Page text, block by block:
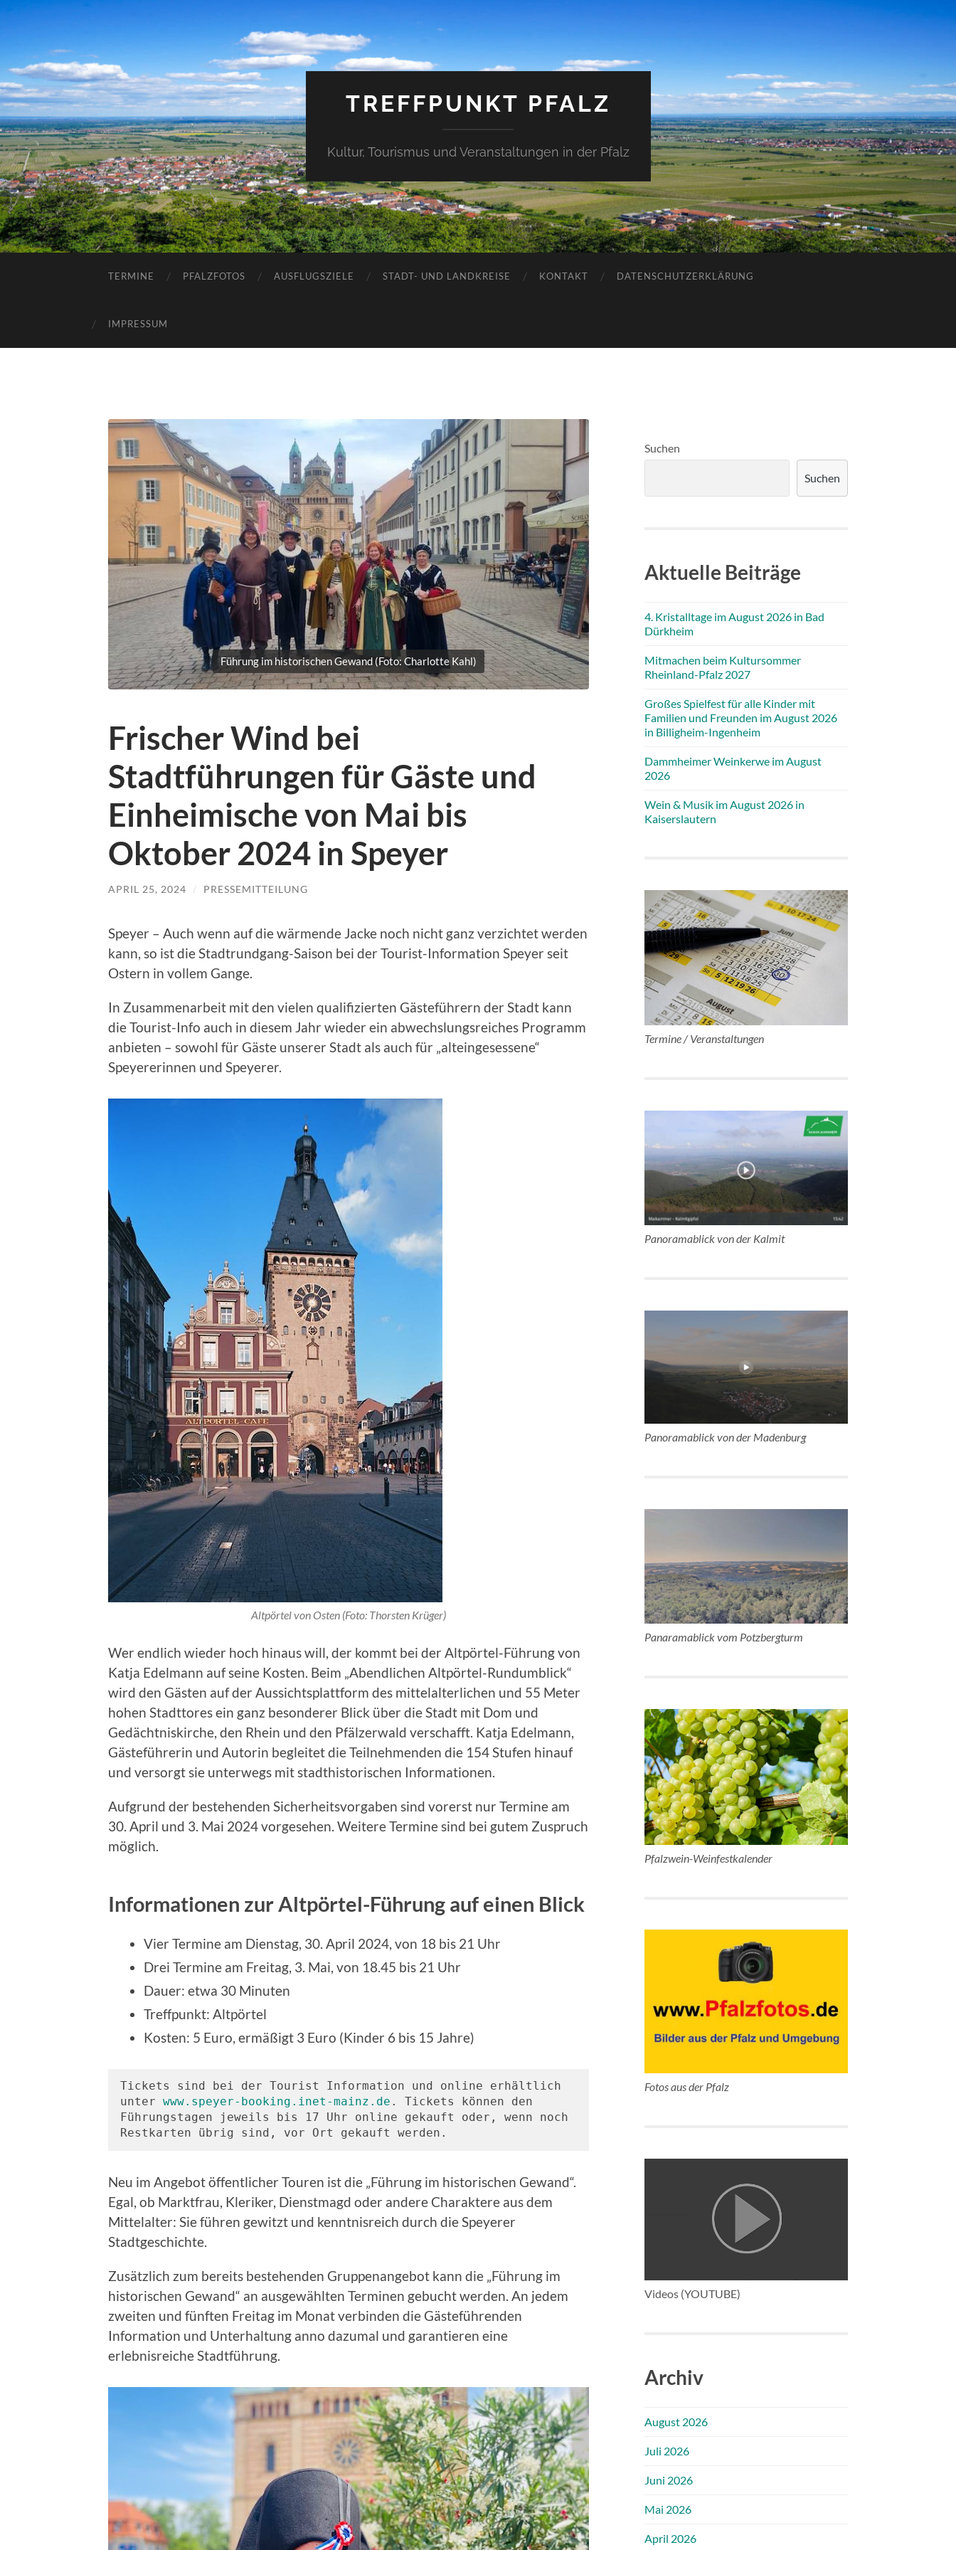
TREFFPUNKT PFALZ
Kultur, Tourismus und Veranstaltungen in der Pfalz
TERMINE PFALZFOTOS AUSFLUGSZIELE STADT- UND LANDKREISE KONTAKT DATENSCHUTZERKLÄRUNG
IMPRESSUM
Führung im historischen Gewand (Foto: Charlotte Kahl)
Frischer Wind bei
Stadtführungen für Gäste und
Einheimische von Mai bis
Oktober 2024 in Speyer
APRIL 25, 2024 / PRESSEMITTEILUNG
Speyer – Auch wenn auf die wärmende Jacke noch nicht ganz verzichtet werden
kann, so ist die Stadtrundgang-Saison bei der Tourist-Information Speyer seit
Ostern in vollem Gange.
In Zusammenarbeit mit den vielen qualifizierten Gästeführern der Stadt kann
die Tourist-Info auch in diesem Jahr wieder ein abwechslungsreiches Programm
anbieten – sowohl für Gäste unserer Stadt als auch für „alteingesessene“
Speyererinnen und Speyerer.
Altpörtel von Osten (Foto: Thorsten Krüger)
Wer endlich wieder hoch hinaus will, der kommt bei der Altpörtel-Führung von
Katja Edelmann auf seine Kosten. Beim „Abendlichen Altpörtel-Rundumblick“
wird den Gästen auf der Aussichtsplattform des mittelalterlichen und 55 Meter
hohen Stadttores ein ganz besonderer Blick über die Stadt mit Dom und
Gedächtniskirche, den Rhein und den Pfälzerwald verschafft. Katja Edelmann,
Gästeführerin und Autorin begleitet die Teilnehmenden die 154 Stufen hinauf
und versorgt sie unterwegs mit stadthistorischen Informationen.
Aufgrund der bestehenden Sicherheitsvorgaben sind vorerst nur Termine am
30. April und 3. Mai 2024 vorgesehen. Weitere Termine sind bei gutem Zuspruch
möglich.
Informationen zur Altpörtel-Führung auf einen Blick
Vier Termine am Dienstag, 30. April 2024, von 18 bis 21 Uhr
Drei Termine am Freitag, 3. Mai, von 18.45 bis 21 Uhr
Dauer: etwa 30 Minuten
Treffpunkt: Altpörtel
Kosten: 5 Euro, ermäßigt 3 Euro (Kinder 6 bis 15 Jahre)
Tickets sind bei der Tourist Information und online erhältlich
unter www.speyer-booking.inet-mainz.de . Tickets können den
Führungstagen jeweils bis 17 Uhr online gekauft oder, wenn noch
Restkarten übrig sind, vor Ort gekauft werden.
Neu im Angebot öffentlicher Touren ist die „Führung im historischen Gewand“.
Egal, ob Marktfrau, Kleriker, Dienstmagd oder andere Charaktere aus dem
Mittelalter: Sie führen gewitzt und kenntnisreich durch die Speyerer
Stadtgeschichte.
Zusätzlich zum bereits bestehenden Gruppenangebot kann die „Führung im
historischen Gewand“ an ausgewählten Terminen gebucht werden. An jedem
zweiten und fünften Freitag im Monat verbinden die Gästeführenden
Information und Unterhaltung anno dazumal und garantieren eine
erlebnisreiche Stadtführung.
Suchen
Suchen
Aktuelle Beiträge
4. Kristalltage im August 2026 in Bad
Dürkheim
Mitmachen beim Kultursommer
Rheinland-Pfalz 2027
Großes Spielfest für alle Kinder mit
Familien und Freunden im August 2026
in Billigheim-Ingenheim
Dammheimer Weinkerwe im August
2026
Wein & Musik im August 2026 in
Kaiserslautern
Termine / Veranstaltungen
Panoramablick von der Kalmit
Panoramablick von der Madenburg
Panaramablick vom Potzbergturm
Pfalzwein-Weinfestkalender
Fotos aus der Pfalz
Videos (YOUTUBE)
Archiv
August 2026
Juli 2026
Juni 2026
Mai 2026
April 2026